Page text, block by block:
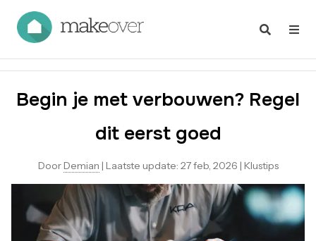
Begin je met verbouwen? Regel
dit eerst goed
Door Demian | Laatste update: 27 feb, 2026 | Klustips